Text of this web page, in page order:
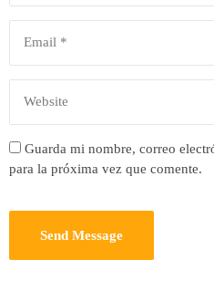
Guarda mi nombre, correo
para la próxima vez que comente.